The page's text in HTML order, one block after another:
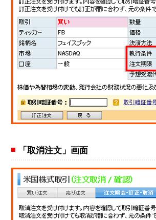
「取消注文」画面